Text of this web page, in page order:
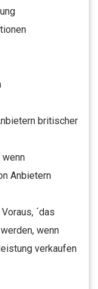
britischer
wenn
Anbietern
´das
wenn
verkaufen